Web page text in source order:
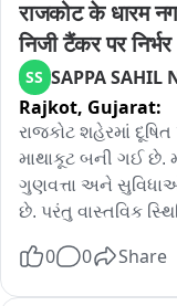
વંચિતોને સહાય
અસરગ્રસ્તોને તટસ્થ
કેશ ડોલ વિતરણમાં
સત્તાધારી
આપશે તેવી માંગ
राजकोट के धारम
निजी टैंकर पर निर्भर
SS
Rajkot, Gujarat:
રાજકોટ શહેરમાં
માથાકૂટ બની ગઈ છે.
ગુણવત્તા અને સુવિધાઓ
છે. પરંતુ વાસ્તવિક
ગંદુ અને દુર્ગંધયુક્ત
0 0 Share